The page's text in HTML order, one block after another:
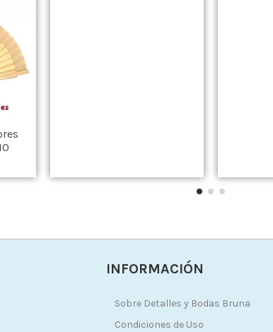
INFORMACIÓN
Sobre Detalles y Bodas Bruna
Condiciones de Uso